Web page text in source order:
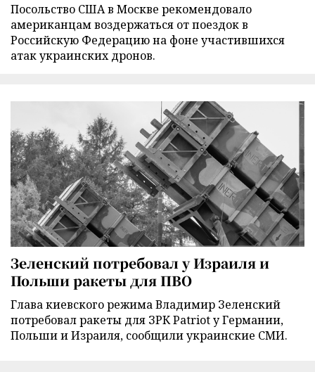
Посольство США в Москве рекомендовало
американцам воздержаться от поездок в
Российскую Федерацию на фоне участившихся
атак украинских дронов.
Зеленский потребовал у Израиля и
Польши ракеты для ПВО
Глава киевского режима Владимир Зеленский
потребовал ракеты для ЗРК Patriot у Германии,
Польши и Израиля, сообщили украинские СМИ.